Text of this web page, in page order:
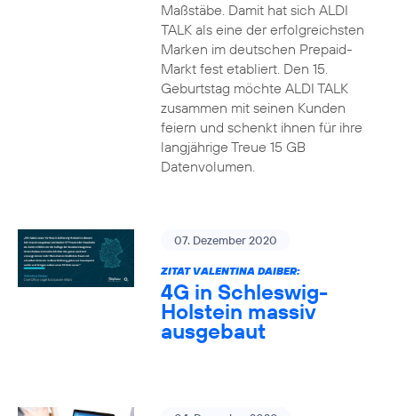
Maßstäbe. Damit hat sich ALDI
TALK als eine der erfolgreichsten
Marken im deutschen Prepaid-
Markt fest etabliert. Den 15.
Geburtstag möchte ALDI TALK
zusammen mit seinen Kunden
feiern und schenkt ihnen für ihre
langjährige Treue 15 GB
Datenvolumen.
07. Dezember 2020
ZITAT VALENTINA DAIBER:
4G in Schleswig-
Holstein massiv
ausgebaut